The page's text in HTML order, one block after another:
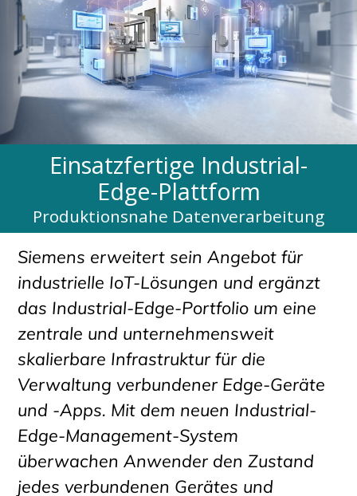
Einsatzfertige Industrial-
Edge-Plattform
Produktionsnahe Datenverarbeitung
Siemens erweitert sein Angebot für
industrielle IoT-Lösungen und ergänzt
das Industrial-Edge-Portfolio um eine
zentrale und unternehmensweit
skalierbare Infrastruktur für die
Verwaltung verbundener Edge-Geräte
und -Apps. Mit dem neuen Industrial-
Edge-Management-System
überwachen Anwender den Zustand
jedes verbundenen Gerätes und